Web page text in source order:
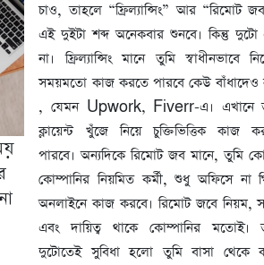
চাও, তাহলে “ফ্রিল্যান্সিং” আর “রিমোট
এই দুইটা শব্দ অনেকবার শুনবে। কিন্তু
না। ফ্রিল্যান্সিং মানে তুমি স্বাধীনভাবে
সময়মতো কাজ করতে পারবে কেউ বাঁধাদেও
, যেমন Upwork, Fiverr-এ। এখানে
ক্লায়েন্ট খুঁজে নিয়ে চুক্তিভিত্তিক কাজ
পারবে। অন্যদিকে রিমোট জব মানে, তুমি
কোম্পানির নিয়মিত কর্মী, শুধু অফিসে না
অনলাইনে কাজ করবে। রিমোট জবে নিয়ম,
এবং দায়িত্ব থাকে কোম্পানির মতোই।
দুটোতেই সুবিধা হলো তুমি বাসা থেকে